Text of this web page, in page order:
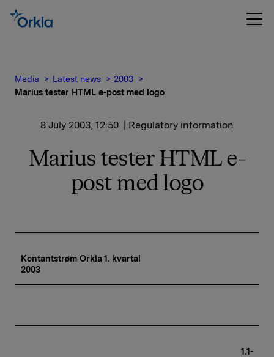
Media Latest news
2003
Marius tester HTML e-post med logo
8 July 2003, 12:50 | Regulatory information
Marius tester HTML e-
post med logo
Kontantstrøm Orkla 1. kvartal
2003
1.1-